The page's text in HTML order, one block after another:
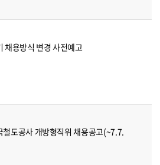
채용방식 변경 사전예고
도공사 개방형직위 채용공고(~7.7.